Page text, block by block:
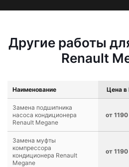
Другие работы
Renault
Наименование Цена в
Замена подшипника
насоса кондиционера
Renault Megane
от
Замена муфты
компрессора
кондиционера Renault
Megane
от